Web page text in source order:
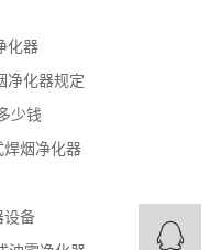
化器
净化器规定
少钱
焊烟净化器
设备